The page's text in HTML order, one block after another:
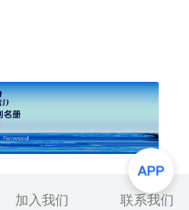
加入我们 联系我们